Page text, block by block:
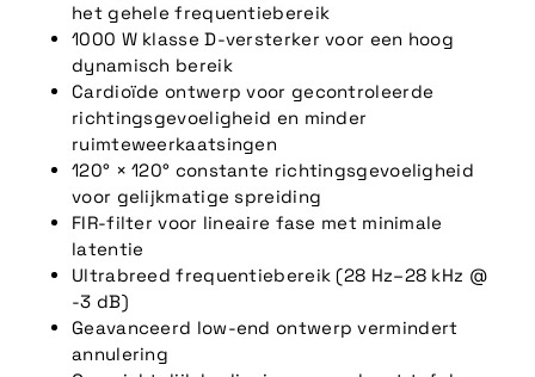
het gehele frequentiebereik
1000 W klasse D-versterker voor een hoog
dynamisch bereik
Cardioïde ontwerp voor gecontroleerde
richtingsgevoeligheid en minder
ruimteweerkaatsingen
120° × 120° constante richtingsgevoeligheid
voor gelijkmatige spreiding
FIR-filter voor lineaire fase met minimale
latentie
Ultrabreed frequentiebereik (28 Hz–28 kHz @
-3 dB)
Geavanceerd low-end ontwerp vermindert
annulering